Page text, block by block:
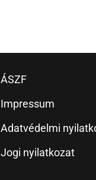
ÁSZF
Impressum
Adatvédelmi
Jogi nyilatkozat